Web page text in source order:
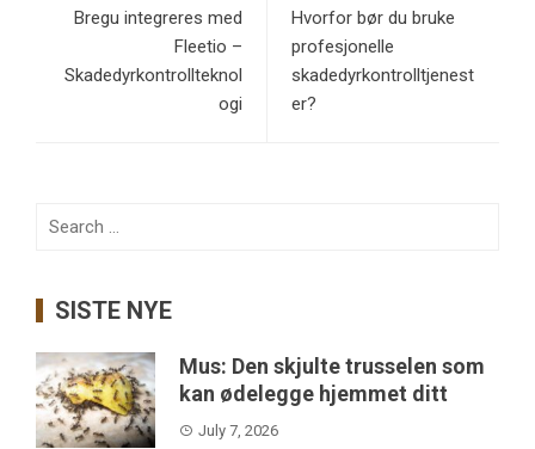
Bregu integreres med
Fleetio –
Skadedyrkontrollteknol
ogi
Hvorfor bør du bruke
profesjonelle
skadedyrkontrolltjenest
er?
Search
SISTE NYE
Mus: Den skjulte trusselen som
kan ødelegge hjemmet ditt
July 7, 2026